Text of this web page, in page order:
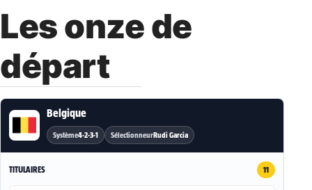
Les onze de
départ
Belgique
Système4-2-3-1 SélectionneurRudi Garcia
TITULAIRES 11